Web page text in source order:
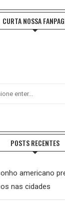
CURTA NOSSA
POSTS RECENTES
americano
nas cidades